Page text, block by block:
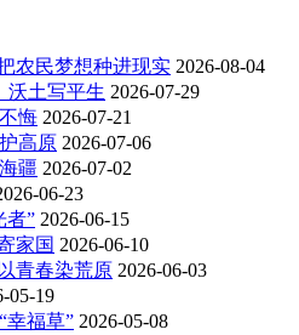
农民梦想种进现实 2026-08-04
沃土写平生 2026-07-29
悔 2026-07-21
高原 2026-07-06
疆 2026-07-02
06-23
者” 2026-06-15
家国 2026-06-10
青春染荒原 2026-06-03
05-19
幸福草” 2026-05-08